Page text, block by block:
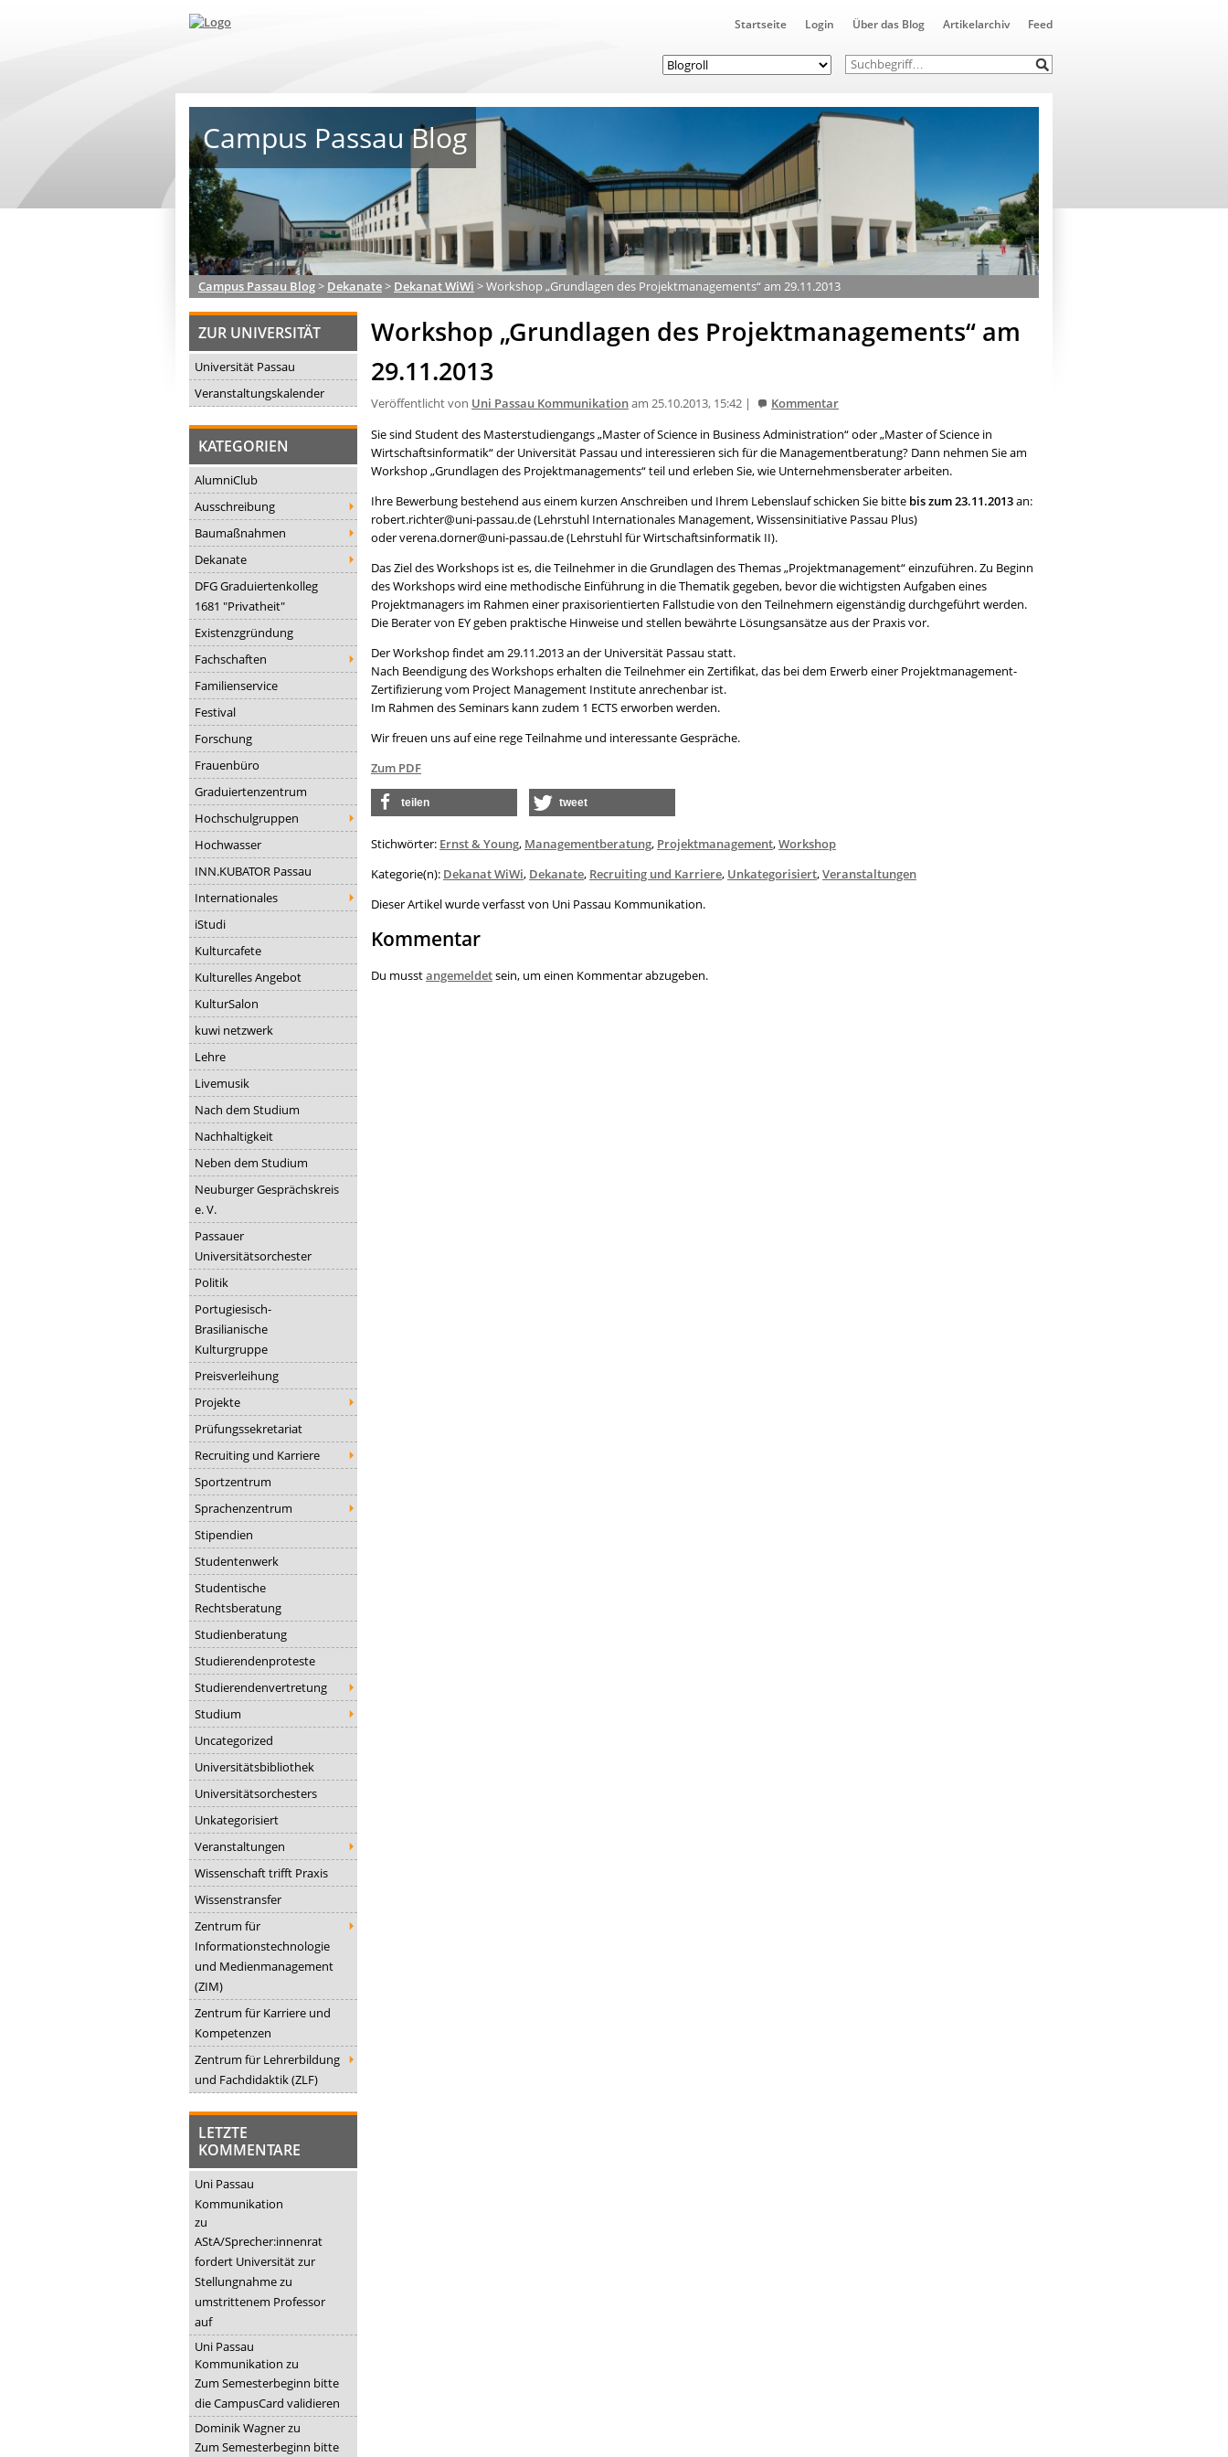
Startseite Login Über das Blog Artikelarchiv Feed
Campus Passau Blog
Campus Passau Blog> Dekanate> Dekanat WiWi >Workshop „Grundlagen des Projektmanagements“ am 29.11.2013
ZUR UNIVERSITÄT
Universität Passau
Veranstaltungskalender
KATEGORIEN
AlumniClub
Ausschreibung
Baumaßnahmen
Dekanate
DFG Graduiertenkolleg
1681 "Privatheit"
Existenzgründung
Fachschaften
Familienservice
Festival
Forschung
Frauenbüro
Graduiertenzentrum
Hochschulgruppen
Hochwasser
INN.KUBATOR Passau
Internationales
iStudi
Kulturcafete
Kulturelles Angebot
KulturSalon
kuwi netzwerk
Lehre
Livemusik
Nach dem Studium
Nachhaltigkeit
Neben dem Studium
Neuburger Gesprächskreis
e. V.
Passauer
Universitätsorchester
Politik
Portugiesisch-
Brasilianische
Kulturgruppe
Preisverleihung
Projekte
Prüfungssekretariat
Recruiting und Karriere
Sportzentrum
Sprachenzentrum
Stipendien
Studentenwerk
Studentische
Rechtsberatung
Studienberatung
Studierendenproteste
Studierendenvertretung
Studium
Uncategorized
Universitätsbibliothek
Universitätsorchesters
Unkategorisiert
Veranstaltungen
Wissenschaft trifft Praxis
Wissenstransfer
Zentrum für
Informationstechnologie
und Medienmanagement
(ZIM)
Zentrum für Karriere und
Kompetenzen
Zentrum für Lehrerbildung
und Fachdidaktik (ZLF)
LETZTE
KOMMENTARE
Uni Passau
Kommunikation
zu
AStA/Sprecher:innenrat
fordert Universität zur
Stellungnahme zu
umstrittenem Professor
auf
Uni Passau
Kommunikation zu
Zum Semesterbeginn bitte
die CampusCard validieren
Dominik Wagnerzu
Zum Semesterbeginn bitte
Workshop „Grundlagen des Projektmanagements“ am
29.11.2013
Veröffentlicht von Uni Passau Kommunikationam 25.10.2013, 15:42 | Kommentar
Sie sind Student des Masterstudiengangs „Master of Science in Business Administration“ oder „Master of Science in
Wirtschaftsinformatik“ der Universität Passau und interessieren sich für die Managementberatung? Dann nehmen Sie am
Workshop „Grundlagen des Projektmanagements“ teil und erleben Sie, wie Unternehmensberater arbeiten.
Ihre Bewerbung bestehend aus einem kurzen Anschreiben und Ihrem Lebenslauf schicken Sie bitte bis zum 23.11.2013an:
robert.richter@uni-passau.de (Lehrstuhl Internationales Management, Wissensinitiative Passau Plus)
oder verena.dorner@uni-passau.de (Lehrstuhl für Wirtschaftsinformatik II).
Das Ziel des Workshops ist es, die Teilnehmer in die Grundlagen des Themas „Projektmanagement“ einzuführen. Zu Beginn
des Workshops wird eine methodische Einführung in die Thematik gegeben, bevor die wichtigsten Aufgaben eines
Projektmanagers im Rahmen einer praxisorientierten Fallstudie von den Teilnehmern eigenständig durchgeführt werden.
Die Berater von EY geben praktische Hinweise und stellen bewährte Lösungsansätze aus der Praxis vor.
Der Workshop findet am 29.11.2013 an der Universität Passau statt.
Nach Beendigung des Workshops erhalten die Teilnehmer ein Zertifikat, das bei dem Erwerb einer Projektmanagement-
Zertifizierung vom Project Management Institute anrechenbar ist.
Im Rahmen des Seminars kann zudem 1 ECTS erworben werden.
Wir freuen uns auf eine rege Teilnahme und interessante Gespräche.
Zum PDF
teilen tweet
Stichwörter: Ernst & Young, Managementberatung, Projektmanagement,Workshop
Kategorie(n): Dekanat WiWi, Dekanate, Recruiting und Karriere, Unkategorisiert,Veranstaltungen
Dieser Artikel wurde verfasst von Uni Passau Kommunikation.
Kommentar
Du musstangemeldetsein, um einen Kommentar abzugeben.